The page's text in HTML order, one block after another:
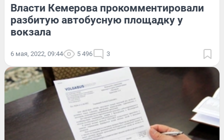
Власти Кемерова прокомментировали
разбитую автобусную площадку у
вокзала
6 мая, 2022, 09:44 5 496 3